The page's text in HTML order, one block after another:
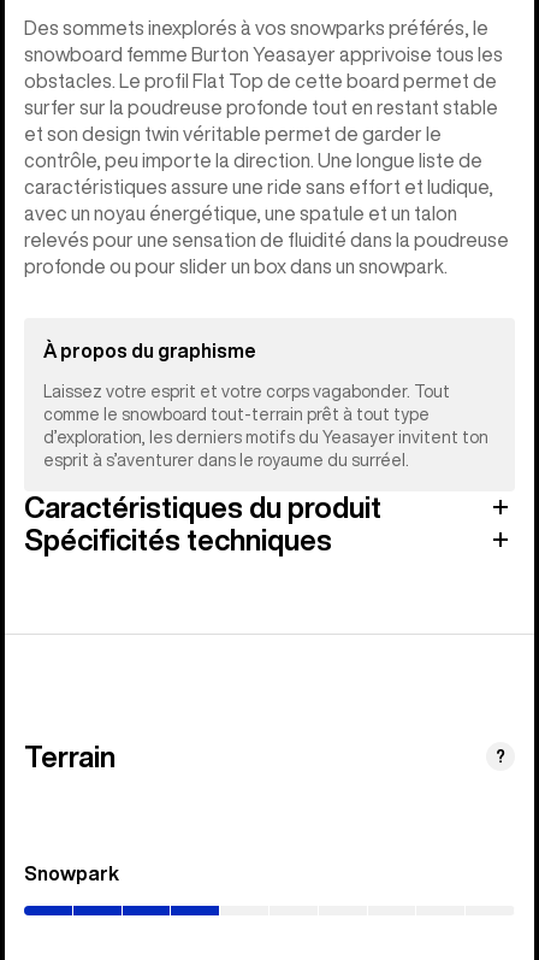
Des sommets inexplorés à vos snowparks préférés, le
snowboard femme Burton Yeasayer apprivoise tous les
obstacles. Le profil Flat Top de cette board permet de
surfer sur la poudreuse profonde tout en restant stable
et son design twin véritable permet de garder le
contrôle, peu importe la direction. Une longue liste de
caractéristiques assure une ride sans effort et ludique,
avec un noyau énergétique, une spatule et un talon
relevés pour une sensation de fluidité dans la poudreuse
profonde ou pour slider un box dans un snowpark.
À propos du graphisme
Laissez votre esprit et votre corps vagabonder. Tout
comme le snowboard tout-terrain prêt à tout type
d’exploration, les derniers motifs du Yeasayer invitent ton
esprit à s’aventurer dans le royaume du surréel.
Caractéristiques du produit
Spécificités techniques
Terrain ?
Snowpark